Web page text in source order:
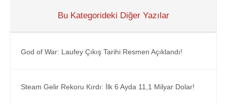
Bu Kategorideki Diğer Yazılar
God of War: Laufey Çıkış Tarihi Resmen Açıklandı!
Steam Gelir Rekoru Kırdı: İlk 6 Ayda 11,1 Milyar Dolar!